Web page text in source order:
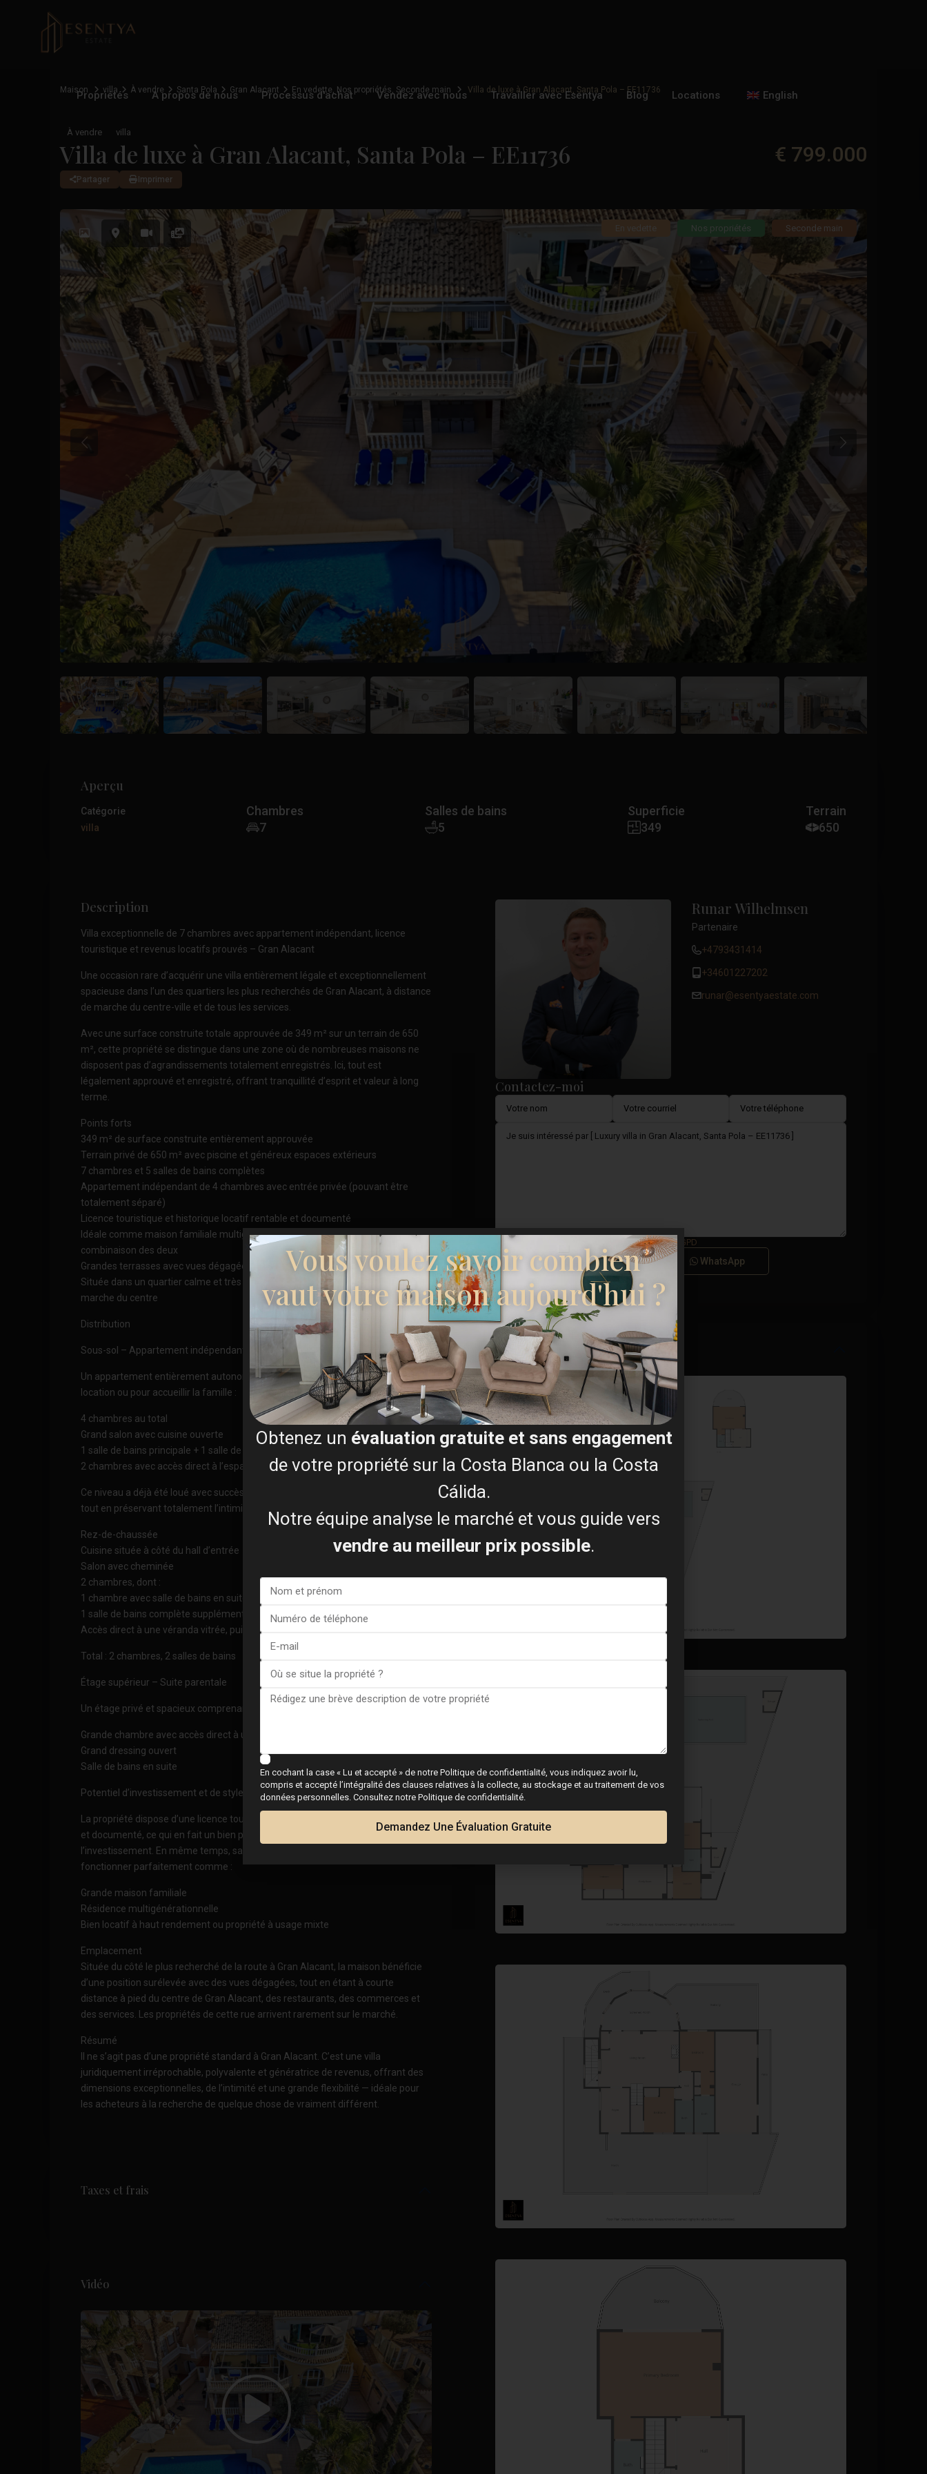
Propriétés A propos de nous Processus d'achat Vendez avec nous Travailler avec Esentya Blog Locations English
Maison villa À vendre Santa Pola Gran Alacant En vedette, Nos propriétés, Seconde main Villa de luxe à Gran Alacant, Santa Pola – EE11736
À vendre villa
Villa de luxe à Gran Alacant, Santa Pola – EE11736 € 799.000
Partager Imprimer
En vedette Nos propriétés Seconde main
Précédent Précédent
Aperçu
Catégorie
villa
Chambres
7
Salles de bains
5
Superficie
349
Terrain
650
Description
Villa exceptionnelle de 7 chambres avec appartement indépendant, licence
touristique et revenus locatifs prouvés – Gran Alacant
Une occasion rare d’acquérir une villa entièrement légale et exceptionnellement
spacieuse dans l’un des quartiers les plus recherchés de Gran Alacant, à distance
de marche du centre-ville et de tous les services.
Avec une surface construite totale approuvée de 349 m² sur un terrain de 650
m², cette propriété se distingue dans une zone où de nombreuses maisons ne
disposent pas d’agrandissements totalement enregistrés. Ici, tout est
légalement approuvé et enregistré, offrant tranquillité d’esprit et valeur à long
terme.
Points forts
349 m² de surface construite entièrement approuvée
Terrain privé de 650 m² avec piscine et généreux espaces extérieurs
7 chambres et 5 salles de bains complètes
Appartement indépendant de 4 chambres avec entrée privée (pouvant être
totalement séparé)
Licence touristique et historique locatif rentable et documenté
Idéale comme maison familiale multigénérationnelle, investissement locatif ou
combinaison des deux
Grandes terrasses avec vues dégagées
Située dans un quartier calme et très recherché de Gran Alacant, à distance de
marche du centre
Distribution
Sous-sol – Appartement indépendant
Un appartement entièrement autonome avec entrée privée, idéal pour la
location ou pour accueillir la famille :
4 chambres au total
Grand salon avec cuisine ouverte
1 salle de bains principale + 1 salle de bains supplémentaire près de la piscine
2 chambres avec accès direct à l’espace piscine
Ce niveau a déjà été loué avec succès et offre un excellent potentiel de revenus
tout en préservant totalement l’intimité de la résidence principale.
Rez-de-chaussée
Cuisine située à côté du hall d’entrée
Salon avec cheminée
2 chambres, dont :
1 chambre avec salle de bains en suite et dressing
1 salle de bains complète supplémentaire
Accès direct à une véranda vitrée, puis à une terrasse ouverte avec pergola
Total : 2 chambres, 2 salles de bains
Étage supérieur – Suite parentale
Un étage privé et spacieux comprenant :
Grande chambre avec accès direct à une terrasse orientée vers l’avant
Grand dressing ouvert
Salle de bains en suite
Potentiel d’investissement et de style de vie
La propriété dispose d’une licence touristique et d’un historique locatif rentable
et documenté, ce qui en fait un bien particulièrement attractif pour
l’investissement. En même temps, sa distribution flexible lui permet de
fonctionner parfaitement comme :
Grande maison familiale
Résidence multigénérationnelle
Bien locatif à haut rendement ou propriété à usage mixte
Emplacement
Située du côté le plus recherché de la route à Gran Alacant, la maison bénéficie
d’une position surélevée avec des vues dégagées, tout en étant à courte
distance à pied du centre de Gran Alacant, des restaurants, des commerces et
des services. Les propriétés de cette rue arrivent rarement sur le marché.
Résumé
Il ne s’agit pas d’une propriété standard à Gran Alacant. C’est une villa
juridiquement irréprochable, polyvalente et génératrice de revenus, offrant des
dimensions exceptionnelles, de l’intimité et une grande flexibilité — idéale pour
les acheteurs à la recherche de quelque chose de vraiment différent.
Taxes et frais
Vidéo
Runar Wilhelmsen
Partenaire
+4793431414
+34601227202
runar@esentyaestate.com
Contactez-moi
Je consens à la Conditions générales du RGPD
Appel WhatsApp
Plans d'étage
Vous voulez savoir combien
vaut votre maison aujourd'hui ?
Obtenez un évaluation gratuite et sans engagement
de votre propriété sur la Costa Blanca ou la Costa
Cálida.
Notre équipe analyse le marché et vous guide vers
vendre au meilleur prix possible.
En cochant la case « Lu et accepté » de notre Politique de confidentialité, vous indiquez avoir lu,
compris et accepté l’intégralité des clauses relatives à la collecte, au stockage et au traitement de vos
données personnelles. Consultez notre Politique de confidentialité.
Demandez Une Évaluation Gratuite